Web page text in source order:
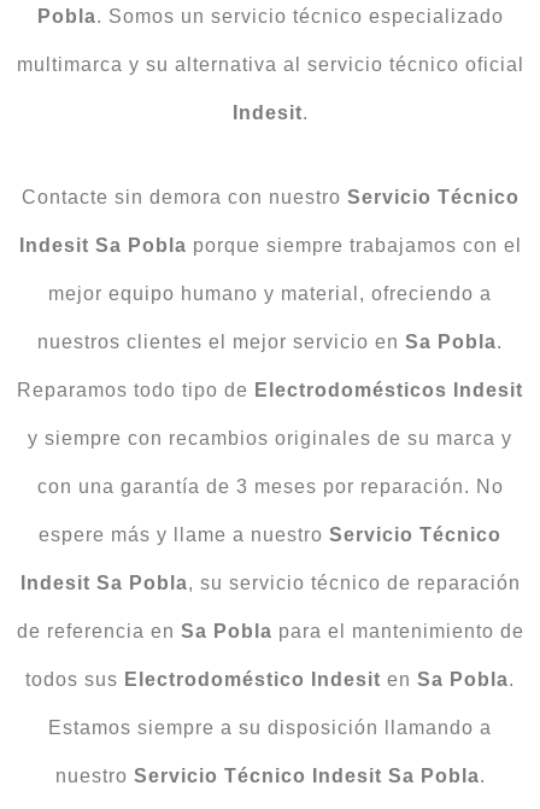
Pobla. Somos un servicio técnico especializado
multimarca y su alternativa al servicio técnico oficial
Indesit.
Contacte sin demora con nuestro Servicio Técnico
Indesit Sa Pobla porque siempre trabajamos con el
mejor equipo humano y material, ofreciendo a
nuestros clientes el mejor servicio en Sa Pobla.
Reparamos todo tipo de Electrodomésticos Indesit
y siempre con recambios originales de su marca y
con una garantía de 3 meses por reparación. No
espere más y llame a nuestro Servicio Técnico
Indesit Sa Pobla, su servicio técnico de reparación
de referencia en Sa Pobla para el mantenimiento de
todos sus Electrodoméstico Indesit en Sa Pobla.
Estamos siempre a su disposición llamando a
nuestro Servicio Técnico Indesit Sa Pobla.